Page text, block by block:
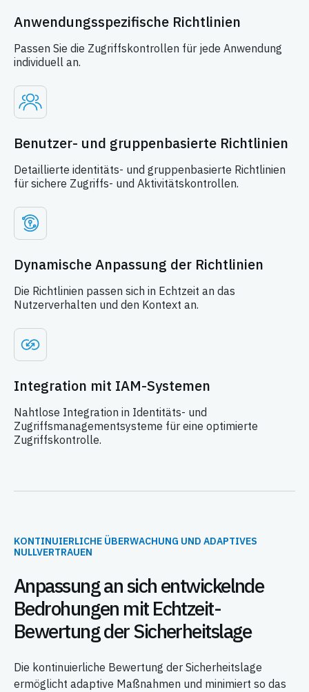
Anwendungsspezifische Richtlinien
Passen Sie die Zugriffskontrollen für jede Anwendung
individuell an.
Benutzer- und gruppenbasierte Richtlinien
Detaillierte identitäts- und gruppenbasierte Richtlinien
für sichere Zugriffs- und Aktivitätskontrollen.
Dynamische Anpassung der Richtlinien
Die Richtlinien passen sich in Echtzeit an das
Nutzerverhalten und den Kontext an.
Integration mit IAM-Systemen
Nahtlose Integration in Identitäts- und
Zugriffsmanagementsysteme für eine optimierte
Zugriffskontrolle.
KONTINUIERLICHE ÜBERWACHUNG UND ADAPTIVES
NULLVERTRAUEN
Anpassung an sich entwickelnde
Bedrohungen mit Echtzeit-
Bewertung der Sicherheitslage
Die kontinuierliche Bewertung der Sicherheitslage
ermöglicht adaptive Maßnahmen und minimiert so das